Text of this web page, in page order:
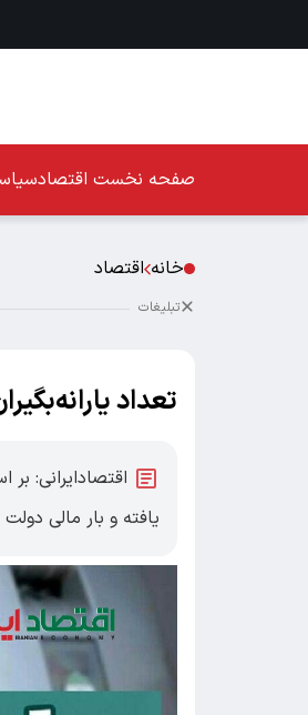
صفحه نخست اقتصاد
خانه اقتصاد
تبلیغات
تعداد
اقتصادایرانی:
یافته و بار مالی